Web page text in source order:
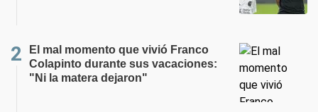
El mal momento que vivió Franco
Colapinto durante sus vacaciones:
"Ni la matera dejaron"